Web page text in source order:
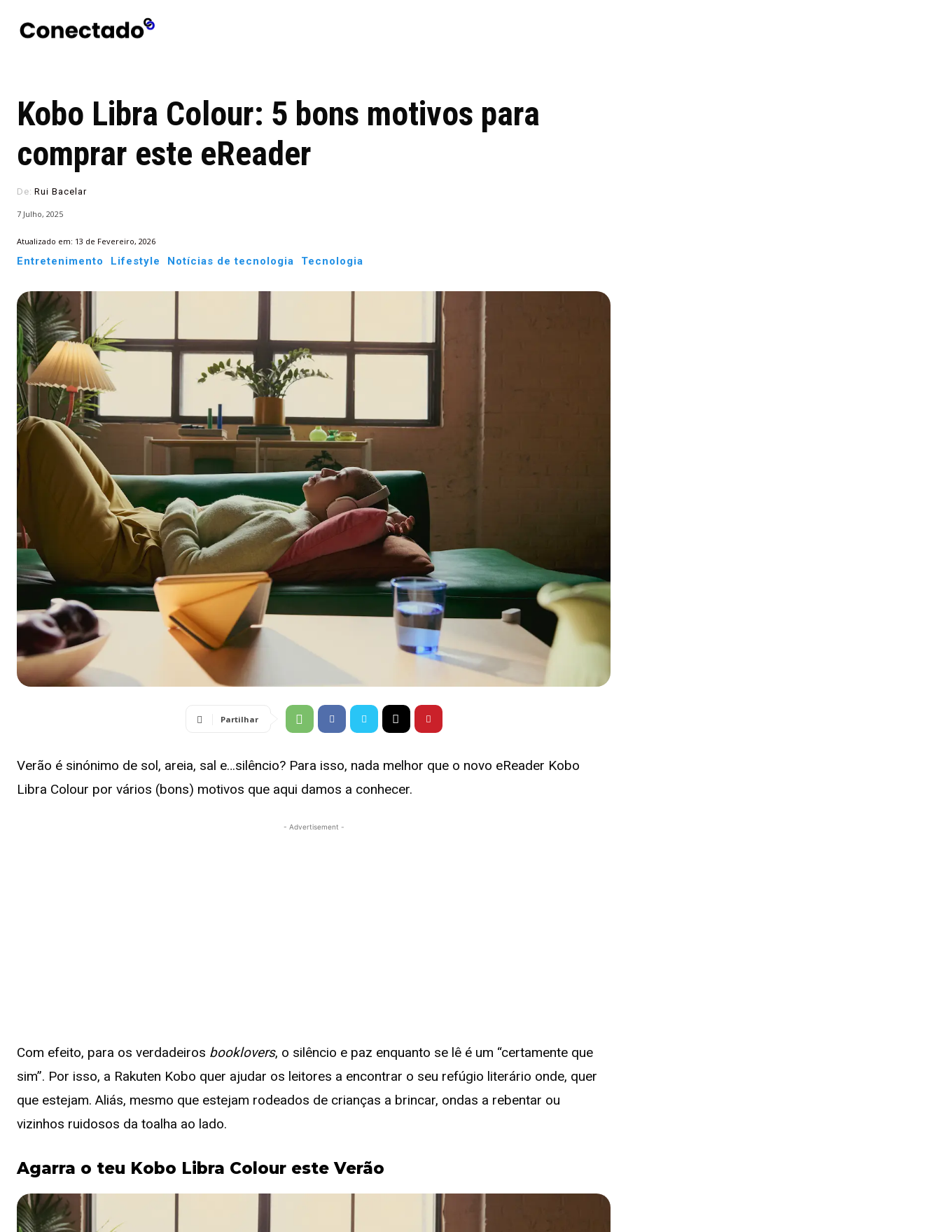
Kobo Libra Colour: 5 bons motivos para
comprar este eReader
De: Rui Bacelar
7 Julho, 2025
Atualizado em: 13 de Fevereiro, 2026
Entretenimento Lifestyle Notícias de tecnologia Tecnologia
Partilhar
Verão é sinónimo de sol, areia, sal e…silêncio? Para isso, nada melhor que o novo eReader Kobo
Libra Colour por vários (bons) motivos que aqui damos a conhecer.
- Advertisement -
Com efeito, para os verdadeiros booklovers, o silêncio e paz enquanto se lê é um “certamente que
sim”. Por isso, a Rakuten Kobo quer ajudar os leitores a encontrar o seu refúgio literário onde, quer
que estejam. Aliás, mesmo que estejam rodeados de crianças a brincar, ondas a rebentar ou
vizinhos ruidosos da toalha ao lado.
Agarra o teu Kobo Libra Colour este Verão